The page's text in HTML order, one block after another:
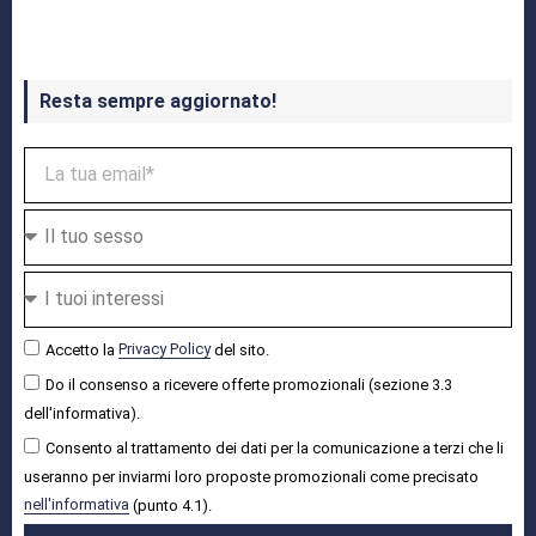
Resta sempre aggiornato!
Accetto la Privacy Policydel sito.
Do il consenso a ricevere offerte promozionali (sezione 3.3
dell'informativa).
Consento al trattamento dei dati per la comunicazione a terzi che li
useranno per inviarmi loro proposte promozionali come precisato
nell'informativa (punto 4.1).